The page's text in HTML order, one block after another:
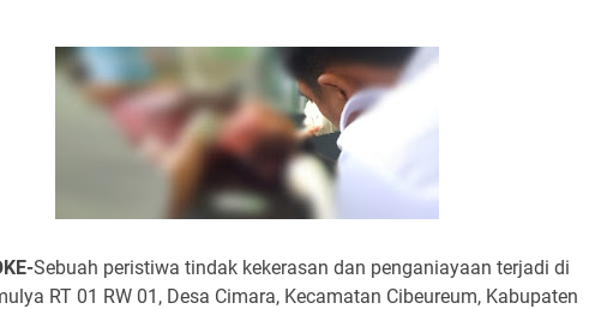
Dua Acara
Ini Lokasi Samling Kuningan Rabu 5 Agustus 2026
Rabu 5 Agustus 2026 Mobil SIM Keliling Kuningan Ada di Sini!
Embun Pagi Rabu 5 Agustus 2026: Tidak Perlu Iri, Kita Punya Takdir Masing-masing, Hidup
yang Terlihat Mewah, Belum Tentu Indah
Sudahkah Kita Merdeka Dari Hawa Nafsu?
Sebuah peristiwa tindak kekerasan dan penganiayaan terjadi di
RT 01 RW 01, Desa Cimara, Kecamatan Cibeureum, Kabupaten